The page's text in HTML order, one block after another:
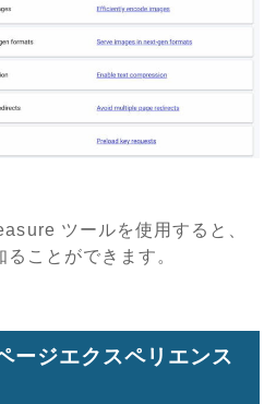
ツールを使用すると、
ことができます。
ージエクスペリエンス